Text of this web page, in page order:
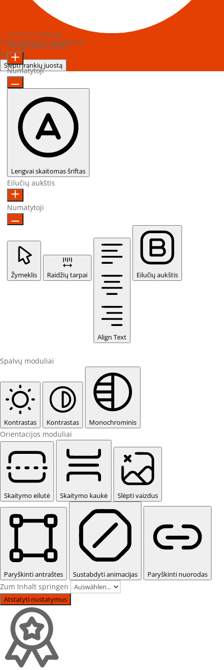
Prieinamumo nustatymai
Sukurta
Slėpti įrankių juostą
Turinio moduliai
Piktogramos dydis
Numatytoji
Lengvai skaitomas šriftas
Eilučių aukštis
Numatytoji
Žymeklis Raidžių tarpai
Align Text
Eilučių aukštis
Spalvų moduliai
Kontrastas Kontrastas Monochrominis
Orientacijos moduliai
Skaitymo eilutė Skaitymo kaukė Slėpti vaizdus
Paryškinti antraštes Sustabdyti animacijas Paryškinti nuorodas
Zum Inhalt springen
Atstatyti nustatymus